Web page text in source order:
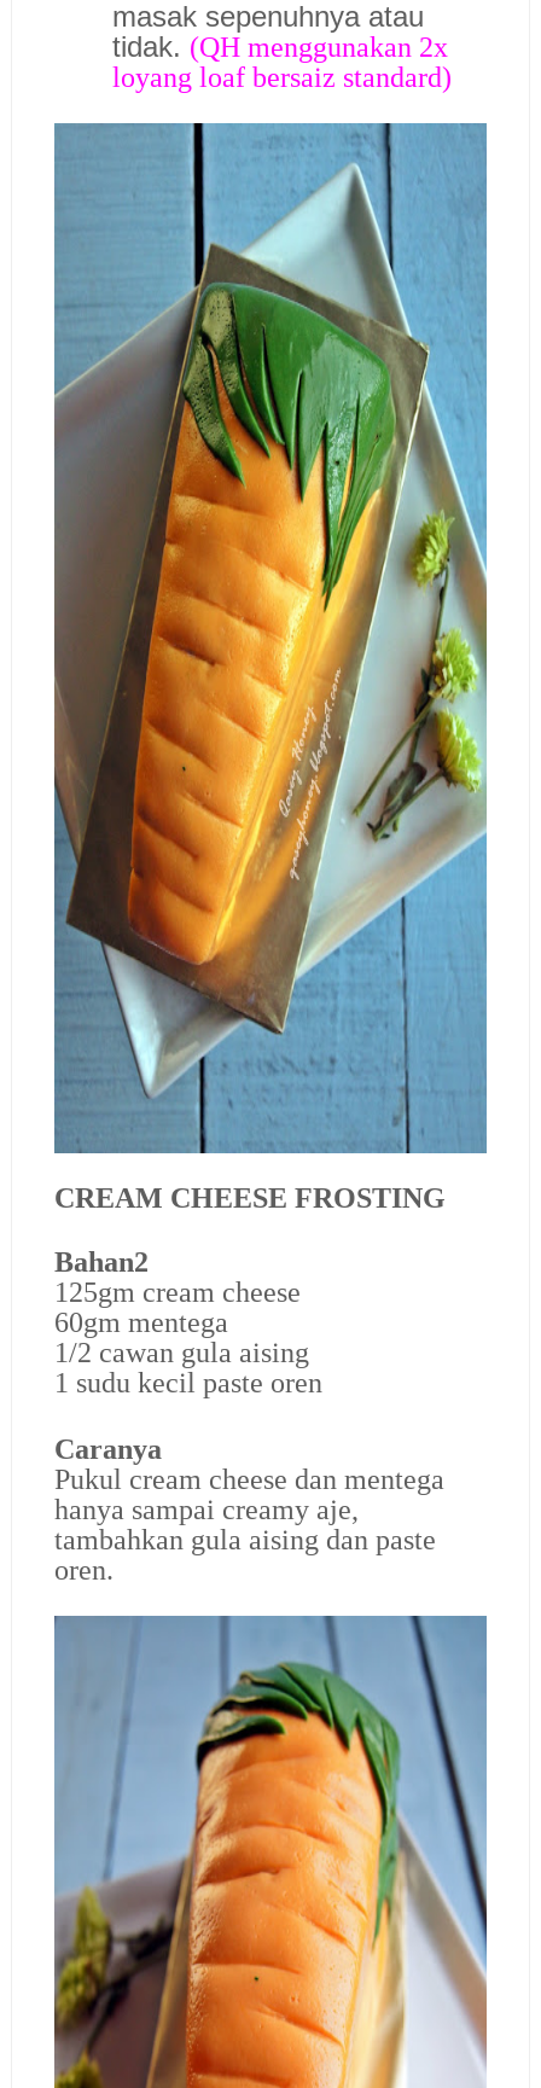
masak sepenuhnya atau
tidak. (QH menggunakan 2x
loyang loaf bersaiz standard)
CREAM CHEESE FROSTING
Bahan2
125gm cream cheese
60gm mentega
1/2 cawan gula aising
1 sudu kecil paste oren
Caranya
Pukul cream cheese dan mentega
hanya sampai creamy aje,
tambahkan gula aising dan paste
oren.